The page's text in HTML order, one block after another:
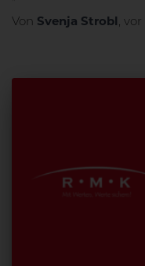
Von Svenja Strobl , vor